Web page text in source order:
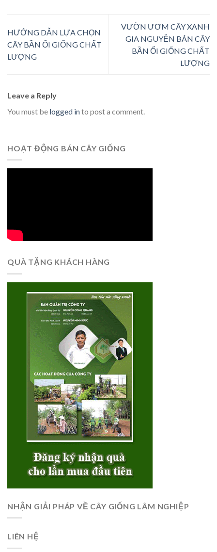
HƯỚNG DẪN LỰA CHỌN
CÂY BẦN ỔI GIỐNG CHẤT
LƯỢNG
VƯỜN ƯƠM CÂY XANH
GIA NGUYỄN BÁN CÂY
BẦN ỔI GIỐNG CHẤT
LƯỢNG
Leave a Reply
You must be logged into post a comment.
HOẠT ĐỘNG BÁN CÂY GIỐNG
QUÀ TẶNG KHÁCH HÀNG
NHẬN GIẢI PHÁP VỀ CÂY GIỐNG LÂM NGHIỆP
LIÊN HỆ